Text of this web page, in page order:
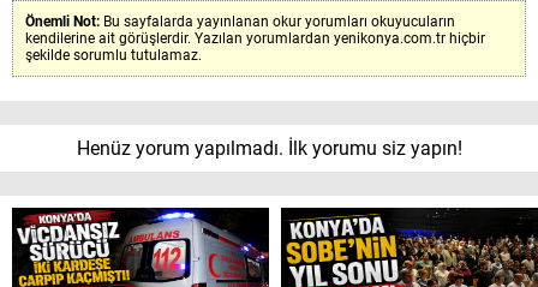
Önemli Not: Bu sayfalarda yayınlanan okur yorumları okuyucuların
kendilerine ait görüşlerdir. Yazılan yorumlardan yenikonya.com.tr hiçbir
şekilde sorumlu tutulamaz.
Henüz yorum yapılmadı. İlk yorumu siz yapın!